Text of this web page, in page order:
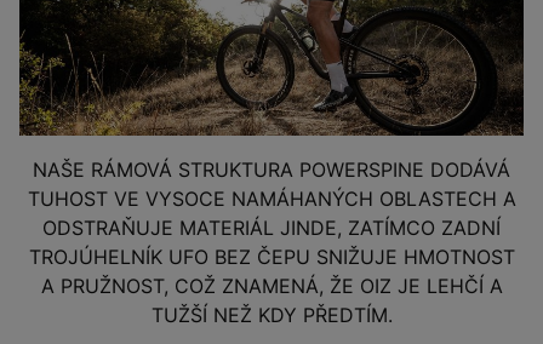
NAŠE RÁMOVÁ STRUKTURA POWERSPINE DODÁVÁ
TUHOST VE VYSOCE NAMÁHANÝCH OBLASTECH A
ODSTRAŇUJE MATERIÁL JINDE, ZATÍMCO ZADNÍ
TROJÚHELNÍK UFO BEZ ČEPU SNIŽUJE HMOTNOST
A PRUŽNOST, COŽ ZNAMENÁ, ŽE OIZ JE LEHČÍ A
TUŽŠÍ NEŽ KDY PŘEDTÍM.